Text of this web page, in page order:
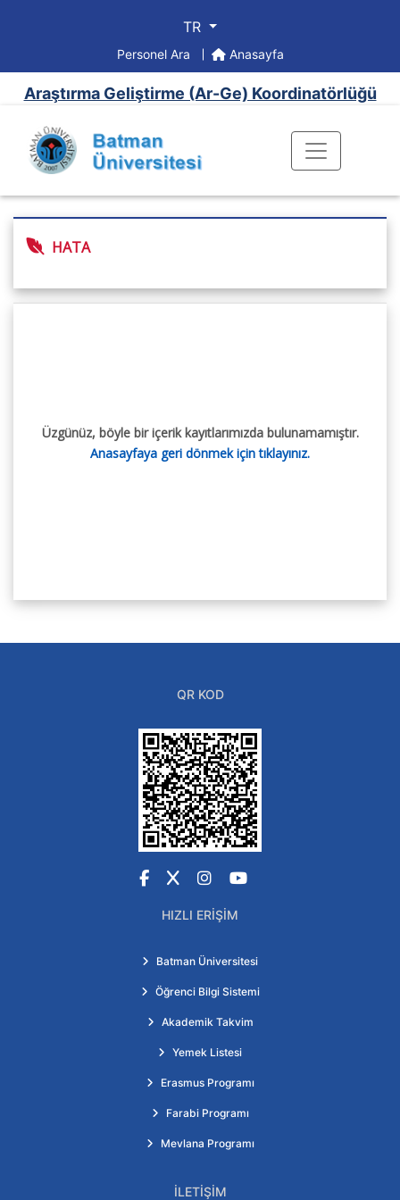
TR
Personel Ara Anasayfa
Araştırma Geliştirme (Ar-Ge) Koordinatörlüğü
HATA
Üzgünüz, böyle bir içerik kayıtlarımızda bulunamamıştır.
Anasayfaya geri dönmek için tıklayınız.
QR KOD
Facebook
X Instagram
YouTube
HIZLI ERIŞIM
Batman Üniversitesi
Öğrenci Bilgi Sistemi
Akademik Takvim
Yemek Listesi
Erasmus Programı
Farabi Programı
Mevlana Programı
İLETIŞIM